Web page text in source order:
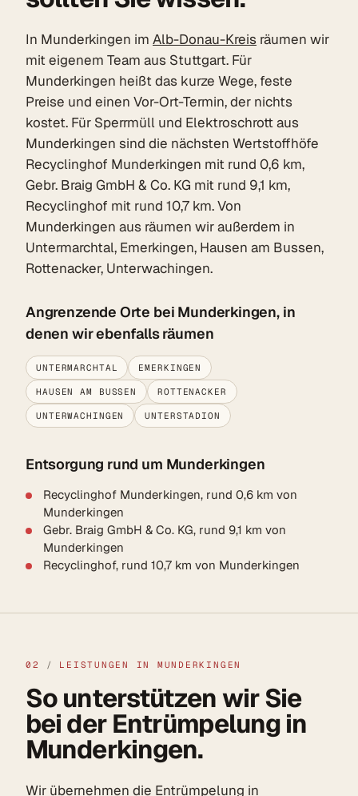
In Munderkingen im Alb-Donau-Kreis räumen wir
mit eigenem Team aus Stuttgart. Für
Munderkingen heißt das kurze Wege, feste
Preise und einen Vor-Ort-Termin, der nichts
kostet. Für Sperrmüll und Elektroschrott aus
Munderkingen sind die nächsten Wertstoffhöfe
Recyclinghof Munderkingen mit rund 0,6 km,
Gebr. Braig GmbH & Co. KG mit rund 9,1 km,
Recyclinghof mit rund 10,7 km. Von
Munderkingen aus räumen wir außerdem in
Untermarchtal, Emerkingen, Hausen am Bussen,
Rottenacker, Unterwachingen.
Angrenzende Orte bei Munderkingen, in
denen wir ebenfalls räumen
UNTERMARCHTAL EMERKINGEN
HAUSEN AM BUSSEN ROTTENACKER
UNTERWACHINGEN UNTERSTADION
Entsorgung rund um Munderkingen
Recyclinghof Munderkingen, rund 0,6 km von
Munderkingen
Gebr. Braig GmbH & Co. KG, rund 9,1 km von
Munderkingen
Recyclinghof, rund 10,7 km von Munderkingen
02 / LEISTUNGEN IN MUNDERKINGEN
So unterstützen wir Sie
bei der Entrümpelung in
Munderkingen.
Wir übernehmen die Entrümpelung in